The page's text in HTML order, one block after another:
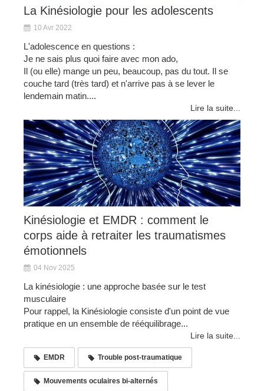
La Kinésiologie pour les adolescents
10 Avr 2022
L'adolescence en questions :
Je ne sais plus quoi faire avec mon ado,
Il (ou elle) mange un peu, beaucoup, pas du tout. Il se
couche tard (très tard) et n'arrive pas à se lever le
lendemain matin....
Lire la suite...
Kinésiologie et EMDR : comment le
corps aide à retraiter les traumatismes
émotionnels
04 Nov 2025
La kinésiologie : une approche basée sur le test
musculaire
Pour rappel, la Kinésiologie consiste d'un point de vue
pratique en un ensemble de rééquilibrage...
Lire la suite...
EMDR Trouble post-traumatique
Mouvements oculaires bi-alternés